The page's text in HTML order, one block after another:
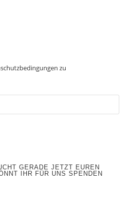
zu
GERADE JETZT EUREN
IHR FÜR UNS SPENDEN